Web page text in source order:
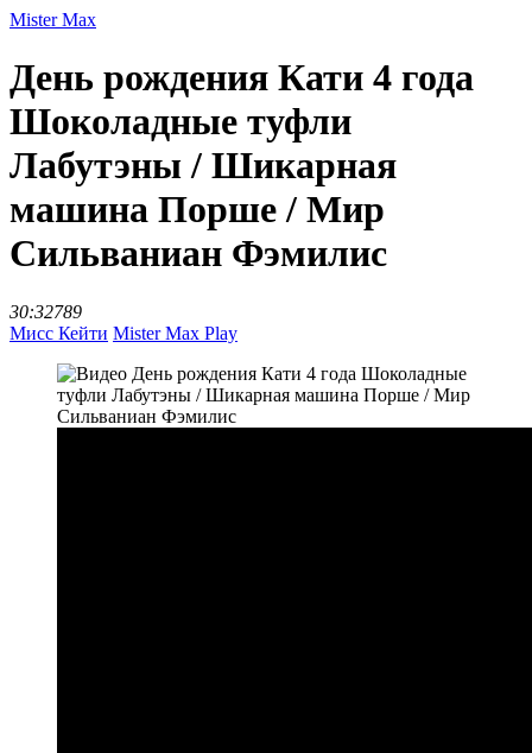
Mister Max
День рождения Кати 4 года
Шоколадные туфли
Лабутэны / Шикарная
машина Порше / Мир
Сильваниан Фэмилис
30:32789
Мисс Кейти Mister Max Play